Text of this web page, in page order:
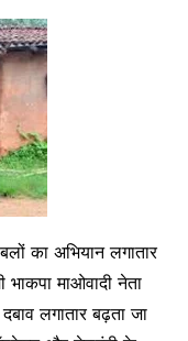
का अभियान लगातार
माओवादी नेता
लगातार बढ़ता जा